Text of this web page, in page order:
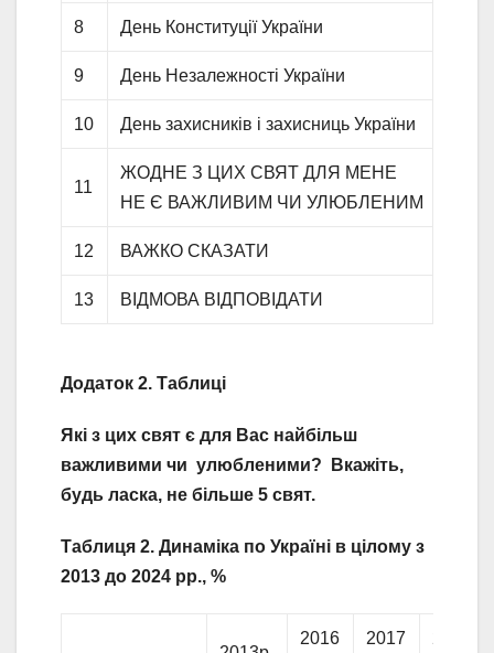
8 День Конституції України
9 День Незалежності України
10 День захисників і захисниць України
11
ЖОДНЕ З ЦИХ СВЯТ ДЛЯ МЕНЕ
НЕ Є ВАЖЛИВИМ ЧИ УЛЮБЛЕНИМ
12 ВАЖКО СКАЗАТИ
13 ВІДМОВА ВІДПОВІДАТИ
Додаток 2. Таблиці
Які з цих свят є для Вас найбільш
важливими чи улюбленими? Вкажіть,
будь ласка, не більше 5 свят.
Таблиця 2. Динаміка по Україні в цілому з
2013 до 2024 рр., %
2016 2017